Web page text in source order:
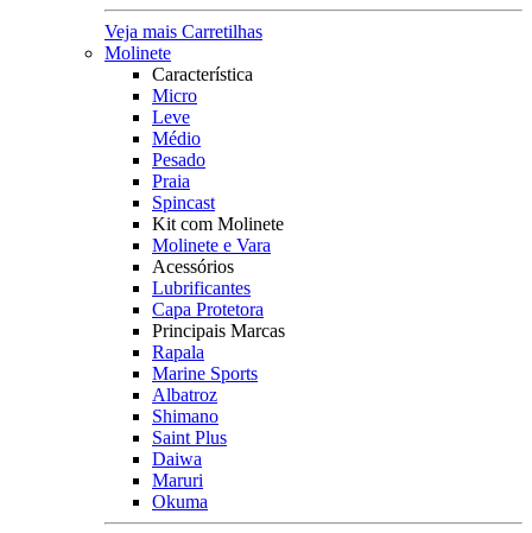
Veja mais Carretilhas
Molinete
Característica
Micro
Leve
Médio
Pesado
Praia
Spincast
Kit com Molinete
Molinete e Vara
Acessórios
Lubrificantes
Capa Protetora
Principais Marcas
Rapala
Marine Sports
Albatroz
Shimano
Saint Plus
Daiwa
Maruri
Okuma